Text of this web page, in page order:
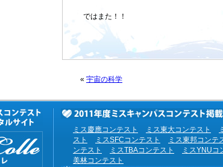
ではまた！！
« 宇宙の科学
ミス慶應コンテスト ミス東大コンテスト
スト
ミスSFCコンテスト ミス東邦コンテ
ンテスト
ミスTBAコンテスト ミスYNUコ
美林コンテスト